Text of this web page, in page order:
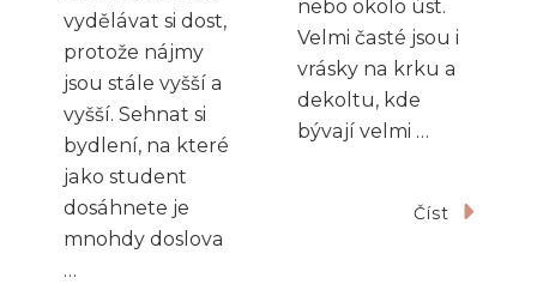
vydělávat si dost,
protože nájmy
jsou stále vyšší a
vyšší. Sehnat si
bydlení, na které
jako student
dosáhnete je
mnohdy doslova
…
nebo okolo úst.
Velmi časté jsou i
vrásky na krku a
dekoltu, kde
bývají velmi …
Číst